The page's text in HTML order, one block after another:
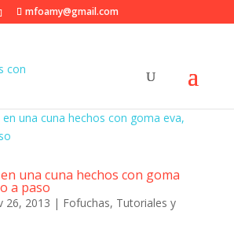
mfoamy@gmail.com
una cuna hechos con goma
a paso
26, 2013 | Fofuchas, Tutoriales y